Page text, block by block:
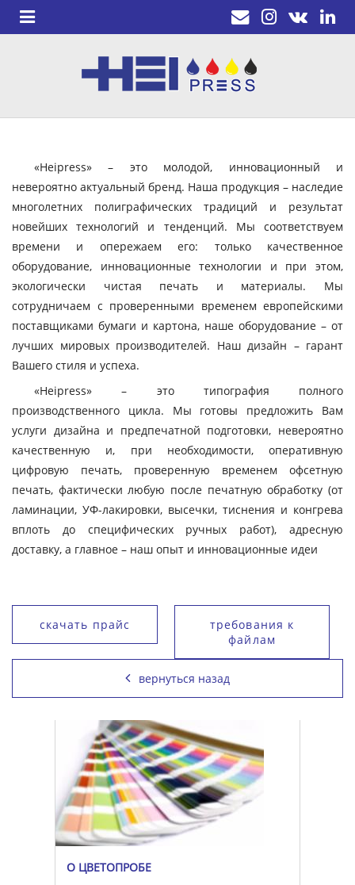
«Heipress» – это молодой, инновационный и
невероятно актуальный бренд. Наша продукция – наследие
многолетних полиграфических традиций и результат
новейших технологий и тенденций. Мы соответствуем
времени и опережаем его: только качественное
оборудование, инновационные технологии и при этом,
экологически чистая печать и материалы. Мы
сотрудничаем с проверенными временем европейскими
поставщиками бумаги и картона, наше оборудование – от
лучших мировых производителей. Наш дизайн – гарант
Вашего стиля и успеха.
«Heipress» – это типография полного
производственного цикла. Мы готовы предложить Вам
услуги дизайна и предпечатной подготовки, невероятно
качественную и, при необходимости, оперативную
цифровую печать, проверенную временем офсетную
печать, фактически любую после печатную обработку (от
ламинации, УФ-лакировки, высечки, тиснения и конгрева
вплоть до специфических ручных работ), адресную
доставку, а главное – наш опыт и инновационные идеи
скачать прайс
требования к
файлам
вернуться назад
О ЦВЕТОПРОБЕ